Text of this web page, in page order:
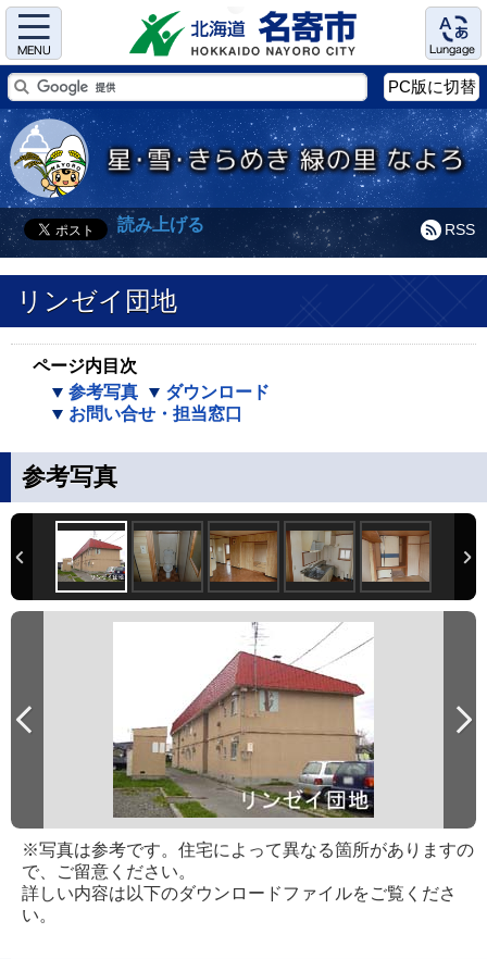
Menu Language
PC版に切替
RSS
読み上げる
リンゼイ団地
ページ内目次
参考写真
ダウンロード
お問い合せ・担当窓口
参考写真
※写真は参考です。住宅によって異なる箇所がありますの
で、ご留意ください。
詳しい内容は以下のダウンロードファイルをご覧くださ
い。